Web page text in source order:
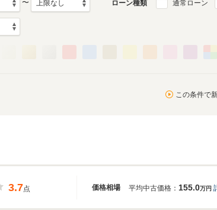
〜 ローン種類 通常ローン
この条件で
価格相場
3.7点 平均中古価格： 155.0万円